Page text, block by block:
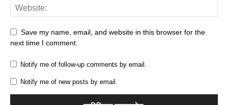
Save my name, email, and website in this browser for the
next time I comment.
Notify me of follow-up comments by email.
Notify me of new posts by email.